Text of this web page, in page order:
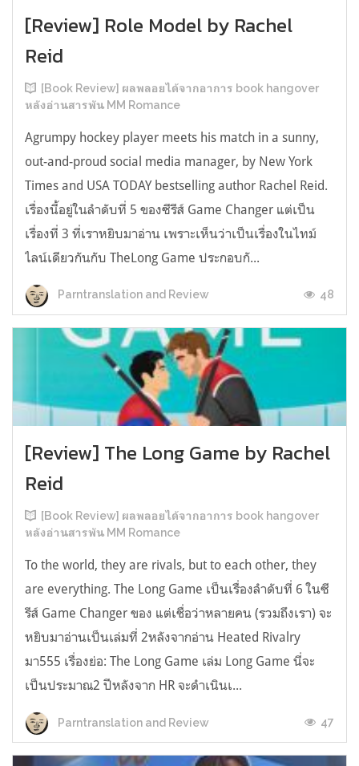
[Review] Role Model by Rachel
Reid
[Book Review] ผลพลอยได้จากอาการ book hangover
หลังอ่านสารพัน MM Romance
Agrumpy hockey player meets his match in a sunny,
out-and-proud social media manager, by New York
Times and USA TODAY bestselling author Rachel Reid.
เรื่องนี้อยู่ในลำดับที่ 5 ของซีรีส์ Game Changer แต่เป็น
เรื่องที่ 3 ที่เราหยิบมาอ่าน เพราะเห็นว่าเป็นเรื่องในไทม์
ไลน์เดียวกันกับ TheLong Game ประกอบกั...
Parntranslation and Review 48
[Review] The Long Game by Rachel
Reid
[Book Review] ผลพลอยได้จากอาการ book hangover
หลังอ่านสารพัน MM Romance
To the world, they are rivals, but to each other, they
are everything. The Long Game เป็นเรื่องลำดับที่ 6 ในซี
รีส์ Game Changer ของ แต่เชื่อว่าหลายคน (รวมถึงเรา) จะ
หยิบมาอ่านเป็นเล่มที่ 2หลังจากอ่าน Heated Rivalry
มา555 เรื่องย่อ: The Long Game เล่ม Long Game นี่จะ
เป็นประมาณ2 ปีหลังจาก HR จะดำเนินเ...
Parntranslation and Review 47